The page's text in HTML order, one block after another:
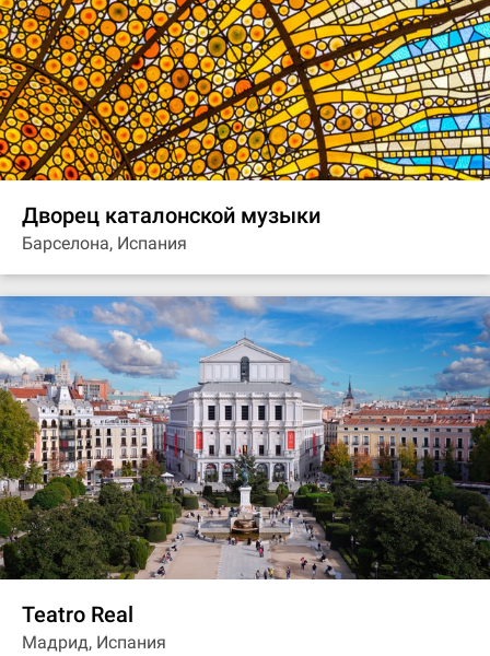
Дворец каталонской музыки
Барселона, Испания
Teatro Real
Мадрид, Испания